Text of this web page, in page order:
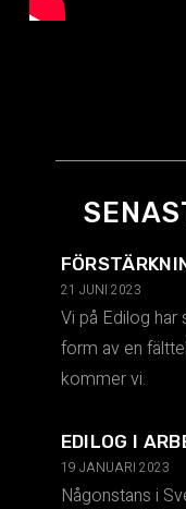
21 JUNI 2023
Vi på Edilog har
form av en
kommer vi.
EDILOG I
19 JANUARI 2023
Någonstans i